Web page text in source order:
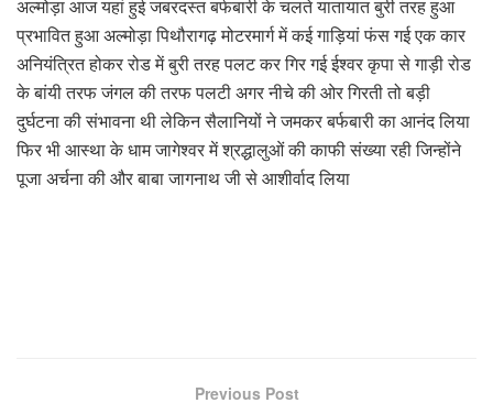
अल्मोड़ा आज यहां हुई जबरदस्त बर्फबारी के चलते यातायात बुरी तरह हुआ
प्रभावित हुआ अल्मोड़ा पिथौरागढ़ मोटरमार्ग में कई गाड़ियां फंस गई एक कार
अनियंत्रित होकर रोड में बुरी तरह पलट कर गिर गई ईश्वर कृपा से गाड़ी रोड
के बांयी तरफ जंगल की तरफ पलटी अगर नीचे की ओर गिरती तो बड़ी
दुर्घटना की संभावना थी लेकिन सैलानियों ने जमकर बर्फबारी का आनंद लिया
फिर भी आस्था के धाम जागेश्वर में श्रद्धालुओं की काफी संख्या रही जिन्होंने
पूजा अर्चना की और बाबा जागनाथ जी से आशीर्वाद लिया
Previous Post